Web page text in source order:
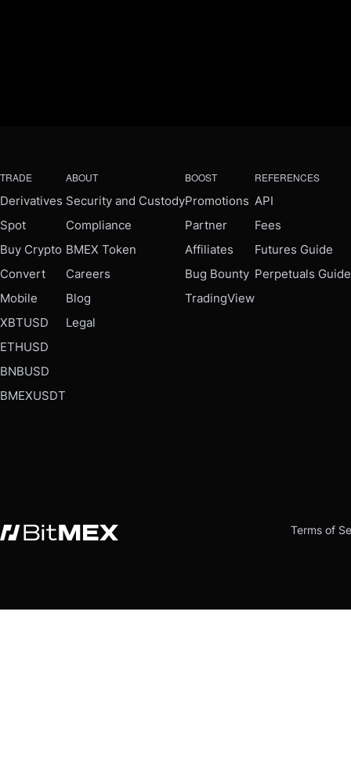
TRADE
Derivatives
Spot
Buy Crypto
Convert
Mobile
XBTUSD
ETHUSD
BNBUSD
BMEXUSDT
ABOUT
Security and Custody
Compliance
BMEX Token
Careers
Blog
Legal
BOOST
Promotions
Partner
Affiliates
Bug Bounty
TradingView
REFERENCES
API
Fees
Futures Guide
Perpetuals Guide
Terms of